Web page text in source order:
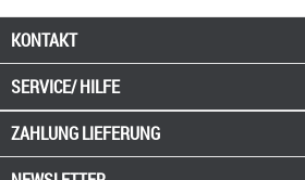
KONTAKT
SERVICE/ HILFE
ZAHLUNGLIEFERUNG